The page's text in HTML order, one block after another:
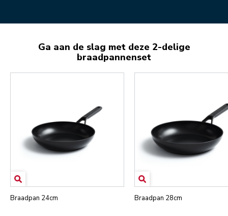
Ga aan de slag met deze 2-delige
braadpannenset
Braadpan 24cm Braadpan 28cm